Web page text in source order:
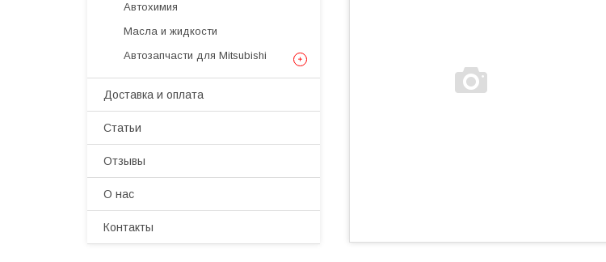
Автохимия
Масла и жидкости
Автозапчасти для Mitsubishi
Доставка и оплата
Статьи
Отзывы
О нас
Контакты